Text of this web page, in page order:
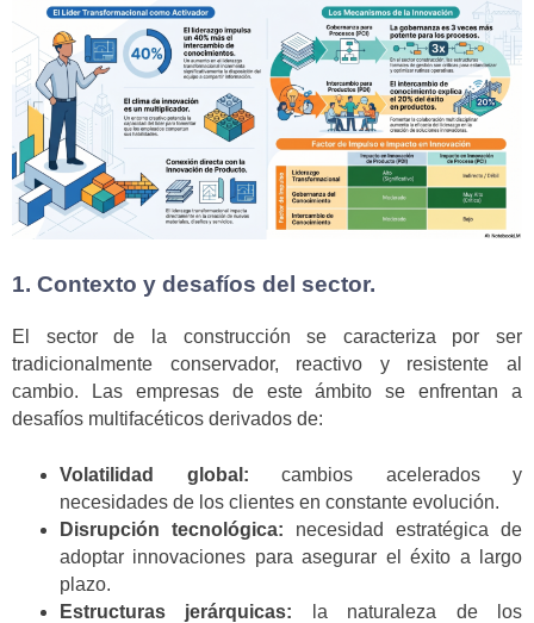
1. Contexto y desafíos del sector.
El sector de la construcción se caracteriza por ser
tradicionalmente conservador, reactivo y resistente al
cambio. Las empresas de este ámbito se enfrentan a
desafíos multifacéticos derivados de:
Volatilidad global: cambios acelerados y
necesidades de los clientes en constante evolución.
Disrupción tecnológica: necesidad estratégica de
adoptar innovaciones para asegurar el éxito a largo
plazo.
Estructuras jerárquicas: la naturaleza de los